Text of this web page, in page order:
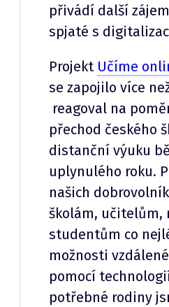
přivádí další
spjaté s
Projekt Učíme
se zapojilo více
reagoval na
přechod českého
distanční výuku
uplynulého roku.
našich
školám, učitelům,
studentům co
možnosti
pomocí
potřebné rodiny